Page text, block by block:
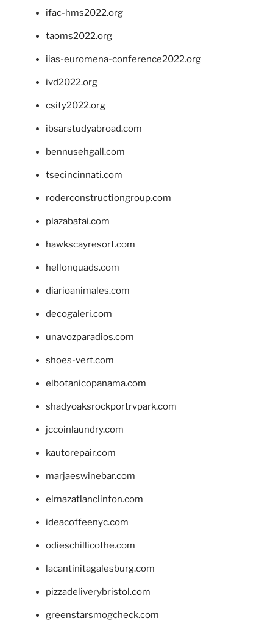
ifac-hms2022.org
taoms2022.org
iias-euromena-conference2022.org
ivd2022.org
csity2022.org
ibsarstudyabroad.com
bennusehgall.com
tsecincinnati.com
roderconstructiongroup.com
plazabatai.com
hawkscayresort.com
hellonquads.com
diarioanimales.com
decogaleri.com
unavozparadios.com
shoes-vert.com
elbotanicopanama.com
shadyoaksrockportrvpark.com
jccoinlaundry.com
kautorepair.com
marjaeswinebar.com
elmazatlanclinton.com
ideacoffeenyc.com
odieschillicothe.com
lacantinitagalesburg.com
pizzadeliverybristol.com
greenstarsmogcheck.com